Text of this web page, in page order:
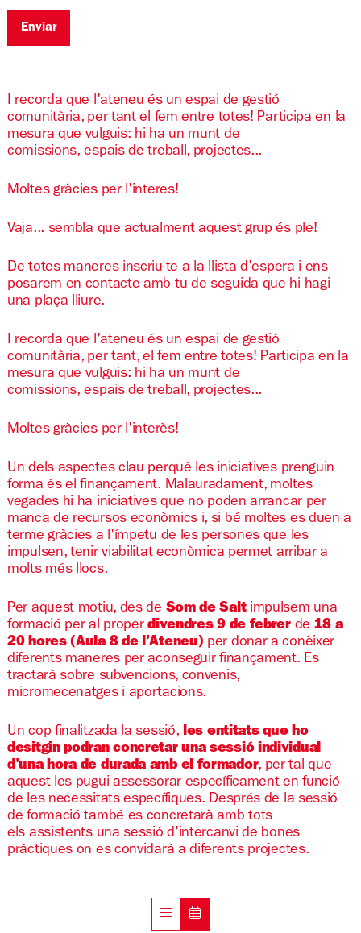
Enviar
I recorda que l'ateneu és un espai de gestió
comunitària, per tant el fem entre totes! Participa en la
mesura que vulguis: hi ha un munt de
comissions, espais de treball, projectes...
Moltes gràcies per l'interes!
Vaja... sembla que actualment aquest grup és ple!
De totes maneres inscriu-te a la llista d'espera i ens
posarem en contacte amb tu de seguida que hi hagi
una plaça lliure.
I recorda que l'ateneu és un espai de gestió
comunitària, per tant, el fem entre totes! Participa en la
mesura que vulguis: hi ha un munt de
comissions, espais de treball, projectes...
Moltes gràcies per l'interès!
Un dels aspectes clau perquè les iniciatives prenguin
forma és el finançament. Malauradament, moltes
vegades hi ha iniciatives que no poden arrancar per
manca de recursos econòmics i, si bé moltes es duen a
terme gràcies a l'ímpetu de les persones que les
impulsen, tenir viabilitat econòmica permet arribar a
molts més llocs.
Per aquest motiu, des de Som de Saltimpulsem una
formació per al properdivendres 9 de febrerde 18 a
20 hores (Aula 8 de l'Ateneu) per donar a conèixer
diferents maneres per aconseguir finançament. Es
tractarà sobre subvencions, convenis,
micromecenatges i aportacions.
Un cop finalitzada la sessió, les entitats que ho
desitgin podran concretar una sessió individual
d'una hora de durada amb el formador, per tal que
aquest les pugui assessorar específicament en funció
de les necessitats específiques. Després de la sessió
de formació també es concretarà amb tots
els assistents una sessió d'intercanvi de bones
pràctiques on es convidarà a diferents projectes.